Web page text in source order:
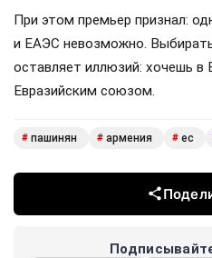
При этом премьер признал:
и ЕАЭС невозможно.
оставляет иллюзий: хочешь
Евразийским союзом.
# пашинян # армения # ес